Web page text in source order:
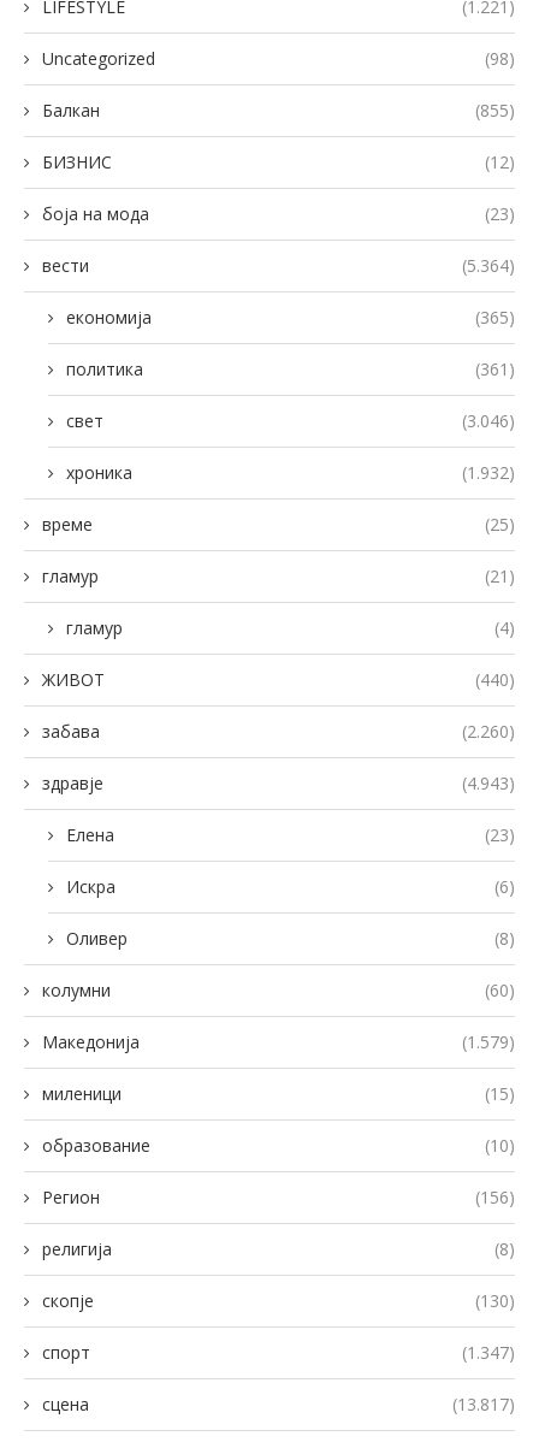
LIFESTYLE (1.221)
Uncategorized (98)
Балкан (855)
БИЗНИС (12)
боја на мода (23)
вести (5.364)
економија (365)
политика (361)
свет (3.046)
хроника (1.932)
време (25)
гламур (21)
гламур (4)
ЖИВОТ (440)
забава (2.260)
здравје (4.943)
Елена (23)
Искра (6)
Оливер (8)
колумни (60)
Македонија (1.579)
миленици (15)
образование (10)
Регион (156)
религија (8)
скопје (130)
спорт (1.347)
сцена (13.817)